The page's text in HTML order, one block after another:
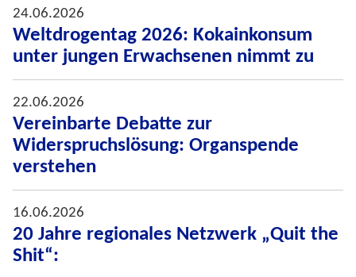
24.06.2026
Weltdrogentag 2026: Kokainkonsum
unter jungen Erwachsenen nimmt zu
22.06.2026
Vereinbarte Debatte zur
Widerspruchslösung: Organspende
verstehen
16.06.2026
20 Jahre regionales Netzwerk „Quit the
Shit“: